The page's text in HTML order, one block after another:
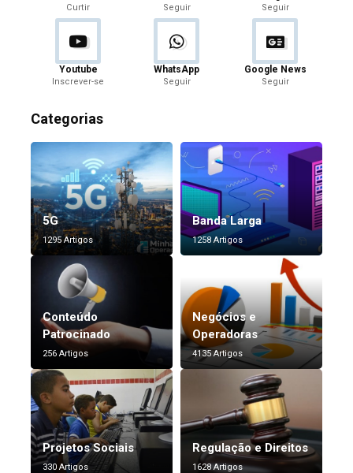
Curtir Seguir Seguir
Youtube
Inscrever-se
WhatsApp
Seguir
Google News
Seguir
Categorias
5G
1295 Artigos
Banda Larga
1258 Artigos
Conteúdo
Patrocinado
256 Artigos
Negócios e
Operadoras
4135 Artigos
Projetos Sociais
330 Artigos
Regulação e Direitos
1628 Artigos